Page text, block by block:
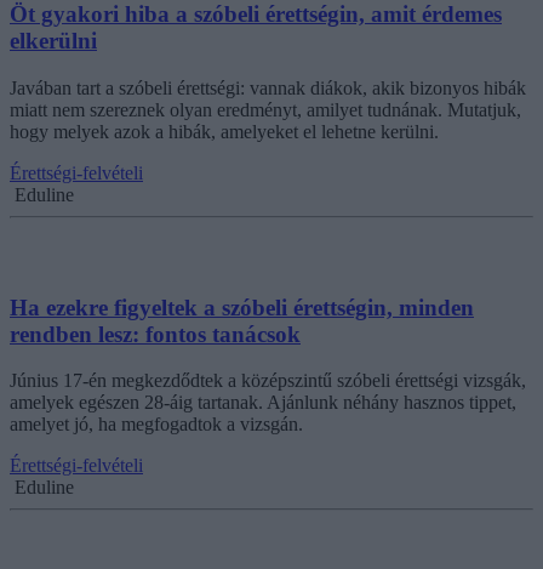
Öt gyakori hiba a szóbeli érettségin, amit érdemes
elkerülni
Javában tart a szóbeli érettségi: vannak diákok, akik bizonyos hibák
miatt nem szereznek olyan eredményt, amilyet tudnának. Mutatjuk,
hogy melyek azok a hibák, amelyeket el lehetne kerülni.
Érettségi-felvételi
Eduline
Ha ezekre figyeltek a szóbeli érettségin, minden
rendben lesz: fontos tanácsok
Június 17-én megkezdődtek a középszintű szóbeli érettségi vizsgák,
amelyek egészen 28-áig tartanak. Ajánlunk néhány hasznos tippet,
amelyet jó, ha megfogadtok a vizsgán.
Érettségi-felvételi
Eduline